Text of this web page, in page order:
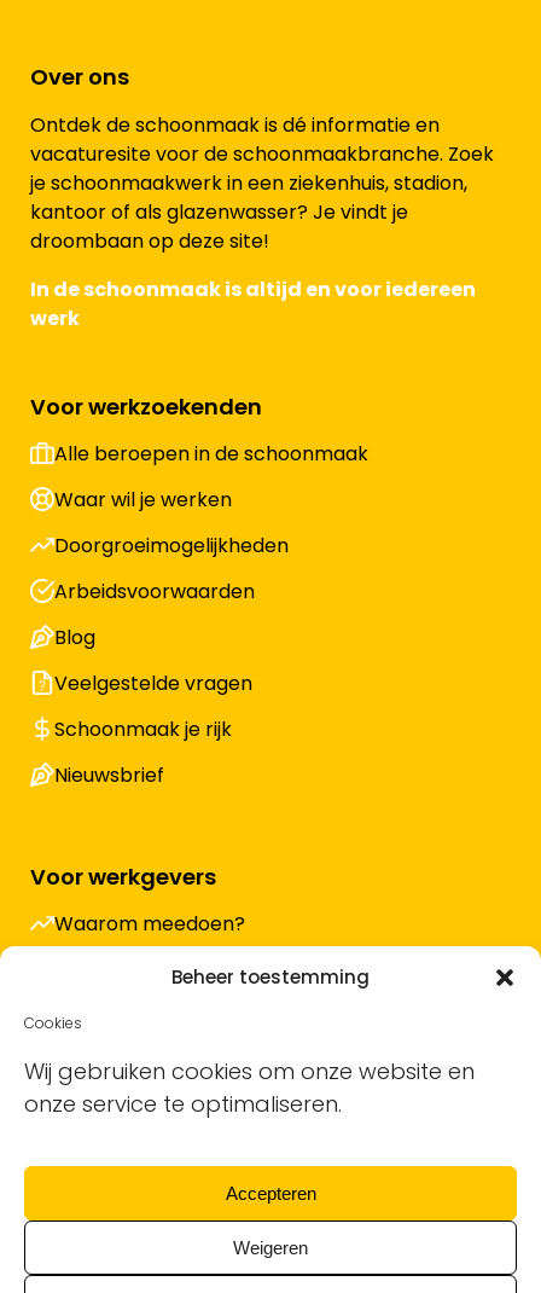
Beheer toestemming
Cookies
Wij gebruiken cookies om onze website en
onze service te optimaliseren.
Accepteren
Weigeren
Over ons
Ontdek de schoonmaak is dé informatie en
vacaturesite voor de schoonmaakbranche. Zoek
je schoonmaakwerk in een ziekenhuis, stadion,
kantoor of als glazenwasser? Je vindt je
droombaan op deze site!
In de schoonmaak is altijd en voor iedereen
werk
Voor werkzoekenden
Alle beroepen in de schoonmaak
Waar wil je werken
Doorgroeimogelijkheden
Arbeidsvoorwaarden
Blog
Veelgestelde vragen
Schoonmaak je rijk
Nieuwsbrief
Voor werkgevers
Waarom meedoen?
Hoe werkt het en wat kost het?
Vacature plaatsen
Sollicitanten ontvangen
Blog